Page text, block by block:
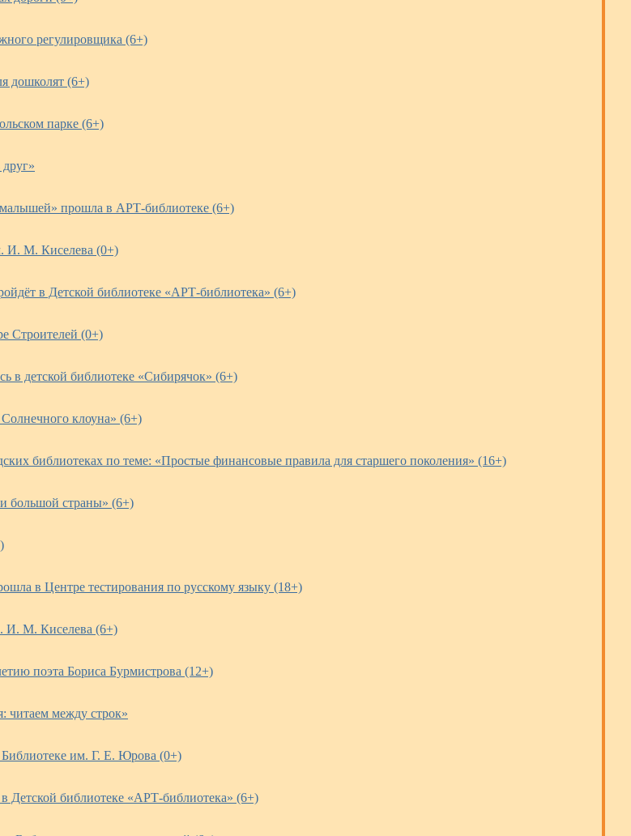
регулировщика (6+)
дошколят (6+)
парке (6+)
прошла в АРТ-библиотеке (6+)
И. М. Киселева (0+)
в Детской библиотеке «АРТ-библиотека» (6+)
Строителей (0+)
в детской библиотеке «Сибирячок» (6+)
клоуна» (6+)
библиотеках по теме: «Простые финансовые правила для старшего поколения» (16+)
большой страны» (6+)
в Центре тестирования по русскому языку (18+)
И. М. Киселева (6+)
поэта Бориса Бурмистрова (12+)
читаем между строк»
им. Г. Е. Юрова (0+)
Детской библиотеке «АРТ-библиотека» (6+)